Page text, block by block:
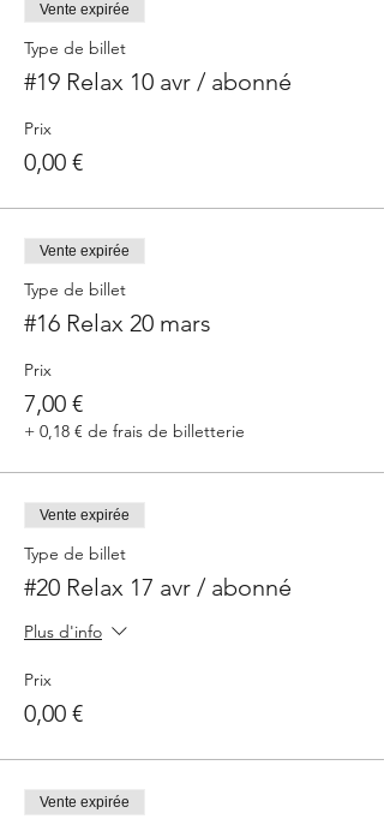
Vente expirée
Type de billet
#19 Relax 10 avr / abonné
Prix
0,00 €
Vente expirée
Type de billet
#16 Relax 20 mars
Prix
7,00 €
+ 0,18 € de frais de billetterie
Vente expirée
Type de billet
#20 Relax 17 avr / abonné
Plus d'info
Prix
0,00 €
Vente expirée